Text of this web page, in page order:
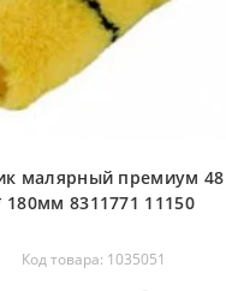
малярный премиум 48
180мм 8311771 11150
Код товара: 1035051